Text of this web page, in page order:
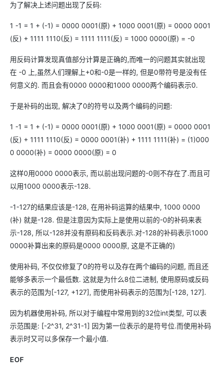
为了解决上述问题出现了反码:
1 -1 = 1 + (-1) = 0000 0001(原) + 1000 0001(原) = 0000 0001
(反) + 1111 1110(反) = 1111 1111(反) = 1000 0000(原) = -0
用反码计算发现真值部分计算是正确的,而唯一的问题其实就出现
在 -0 上,虽然人们理解上+0和-0是一样的, 但是0带符号是没有任
何意义的. 而且会有0000 0000和1000 0000两个编码表示0.
于是补码的出现, 解决了0的符号以及两个编码的问题:
1 -1 = 1 + (-1) = 0000 0001(原) + 1000 0001(原) = 0000 0001
(反) + 1111 1110(反) = 0000 0001(补) + 1111 1111(补) = (1)000
0 0000(补) = 0000 0000(原) = 0
这样0用0000 0000表示, 而以前出现问题的-0则不存在了.而且可
以用1000 0000表示-128.
-1-127的结果应该是-128, 在用补码运算的结果中, 1000 0000
(补) 就是-128. 但是注意因为实际上是使用以前的-0的补码来表
示-128, 所以-128并没有原码和反码表示.对-128的补码表示1000
0000补算出来的原码是0000 0000原, 这是不正确的)
使用补码, 不仅仅修复了0的符号以及存在两个编码的问题, 而且还
能够多表示一个最低数. 这就是为什么8位二进制, 使用原码或反码
表示的范围为[-127, +127], 而使用补码表示的范围为[-128, 127].
因为机器使用补码, 所以对于编程中常用到的32位int类型, 可以表
示范围是: [-2^31, 2^31-1] 因为第一位表示的是符号位.而使用补码
表示时又可以多保存一个最小值.
EOF